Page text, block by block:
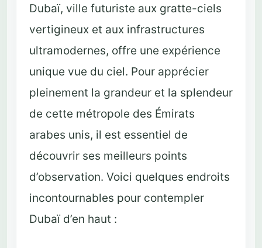
Dubaï, ville futuriste aux gratte-ciels
vertigineux et aux infrastructures
ultramodernes, offre une expérience
unique vue du ciel. Pour apprécier
pleinement la grandeur et la splendeur
de cette métropole des Émirats
arabes unis, il est essentiel de
découvrir ses meilleurs points
d’observation. Voici quelques endroits
incontournables pour contempler
Dubaï d’en haut :